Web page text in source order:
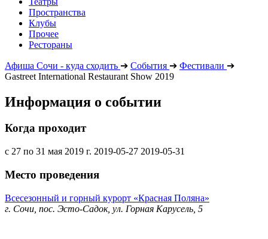
Пространства
Клубы
Прочее
Рестораны
Афиша Сочи - куда сходить ➔ События ➔ Фестивали ➔
Gastreet International Restaurant Show 2019
Информация о событии
Когда проходит
с 27 по 31 мая 2019 г. 2019-05-27 2019-05-31
Место проведения
Всесезонный и горный курорт «Красная Поляна»
г. Сочи, пос. Эсто-Садок, ул. Горная Карусель, 5